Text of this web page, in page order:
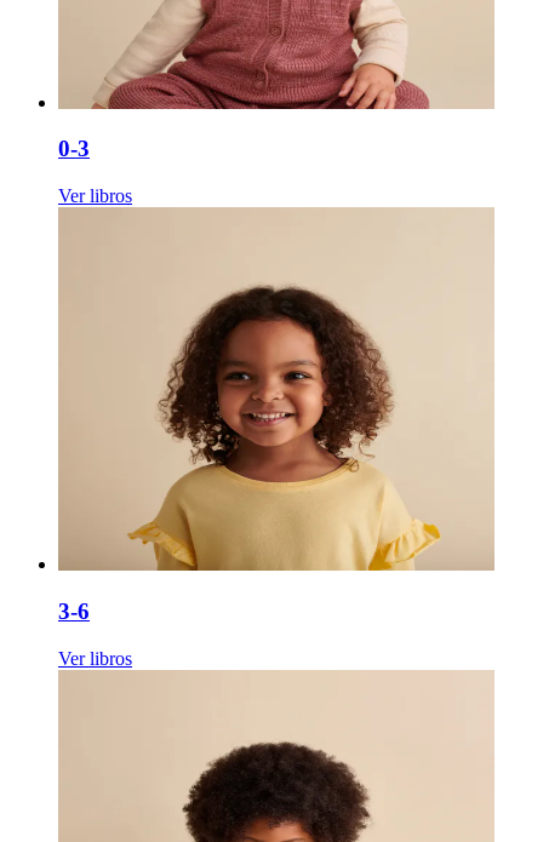
0-3
Ver libros
3-6
Ver libros